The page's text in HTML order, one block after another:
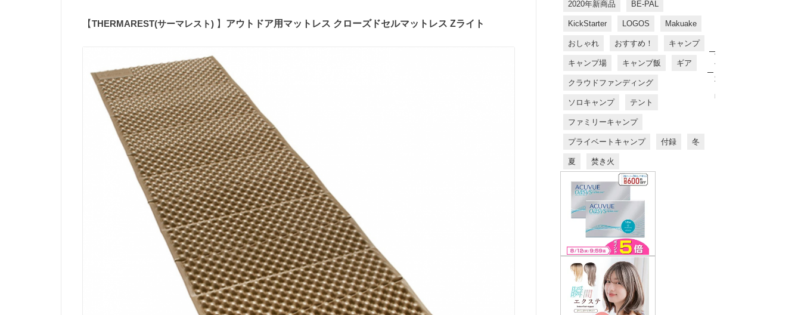
【THERMAREST(サーマレスト) 】 アウトドア用マットレス クローズドセルマットレス Zライト
2020年新商品 BE-PAL
KickStarter LOGOS Makuake
おしゃれ おすすめ！ キャンプ
キャンプ場 キャンプ飯 ギア
クラウドファンディング
ソロキャンプ テント
ファミリーキャンプ
プライベートキャンプ 付録 冬
夏 焚き火
す
す
め
商
品